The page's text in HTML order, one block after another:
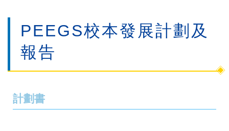
PEEGS校本發展計劃及
報告
計劃書